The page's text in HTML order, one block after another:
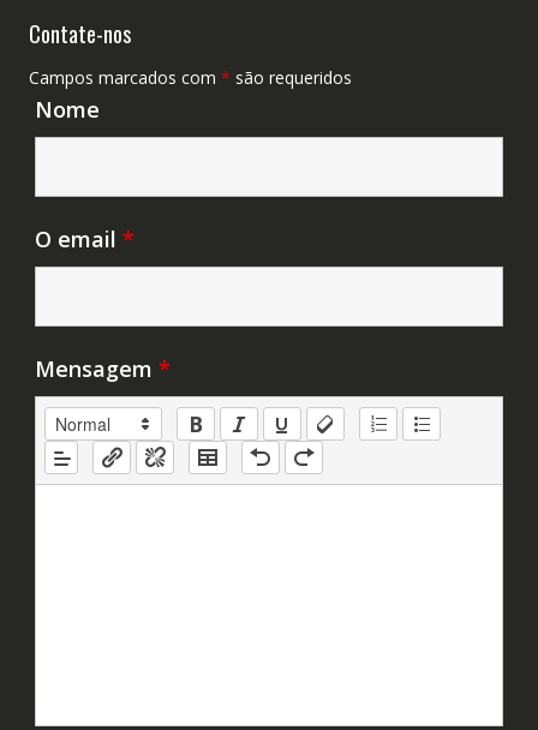
Contate-nos
Campos marcados com * são requeridos
Nome
O email *
Mensagem *